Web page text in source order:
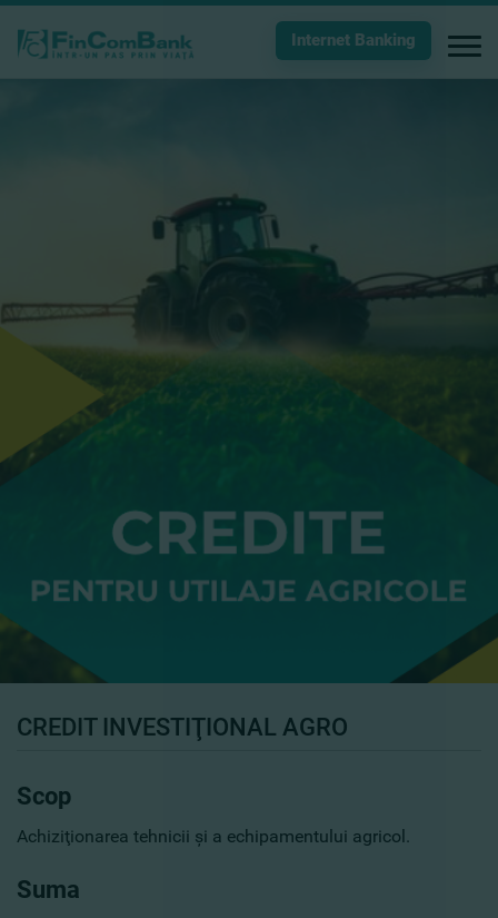
Internet Banking
CREDIT INVESTIŢIONAL AGRO
Scop
Achiziţionarea tehnicii şi a echipamentului agricol.
Suma